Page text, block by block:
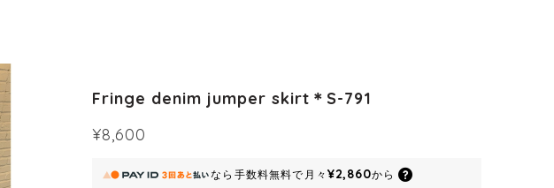
Fringe denim jumper skirt＊S-791
¥8,600
なら 手数料無料で 月々 ¥2,860から